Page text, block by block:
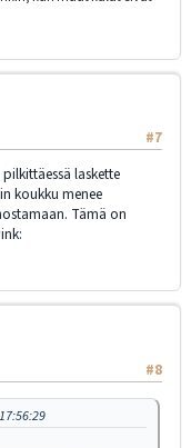
#7
laskette
koukku menee
Tämä on
#8